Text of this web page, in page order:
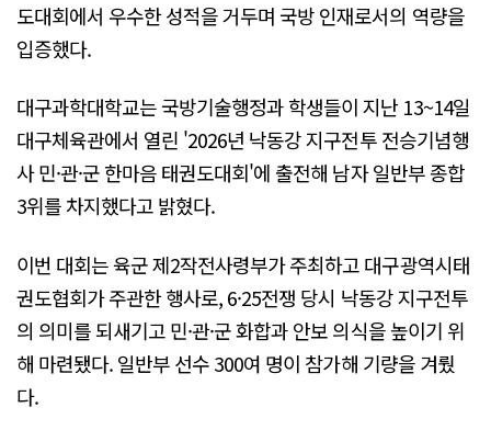
도대회에서 우수한 성적을 거두며 국방 인재로서의 역량을
입증했다.
대구과학대학교는 국방기술행정과 학생들이 지난 13~14일
대구체육관에서 열린 '2026년 낙동강 지구전투 전승기념행
사 민·관·군 한마음 태권도대회'에 출전해 남자 일반부 종합
3위를 차지했다고 밝혔다.
이번 대회는 육군 제2작전사령부가 주최하고 대구광역시태
권도협회가 주관한 행사로, 6·25전쟁 당시 낙동강 지구전투
의 의미를 되새기고 민·관·군 화합과 안보 의식을 높이기 위
해 마련됐다. 일반부 선수 300여 명이 참가해 기량을 겨뤘
다.